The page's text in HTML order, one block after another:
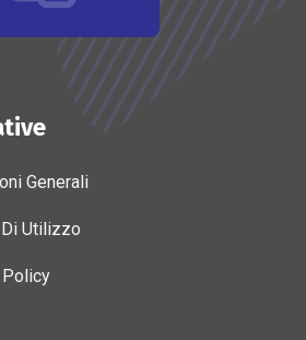
Generali
Utilizzo
Policy